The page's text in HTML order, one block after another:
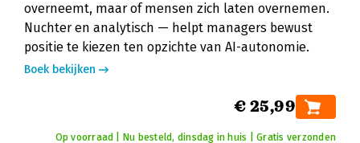
overneemt, maar of mensen zich laten overnemen.
Nuchter en analytisch — helpt managers bewust
positie te kiezen ten opzichte van AI-autonomie.
Boek bekijken
€ 25,99
Op voorraad | Nu besteld, dinsdag in huis | Gratis verzonden